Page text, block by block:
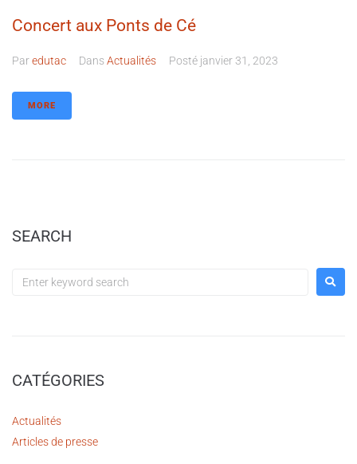
Concert aux Ponts de Cé
Paredutac DansActualités Posté janvier 31, 2023
MORE
SEARCH
CATÉGORIES
Actualités
Articles de presse